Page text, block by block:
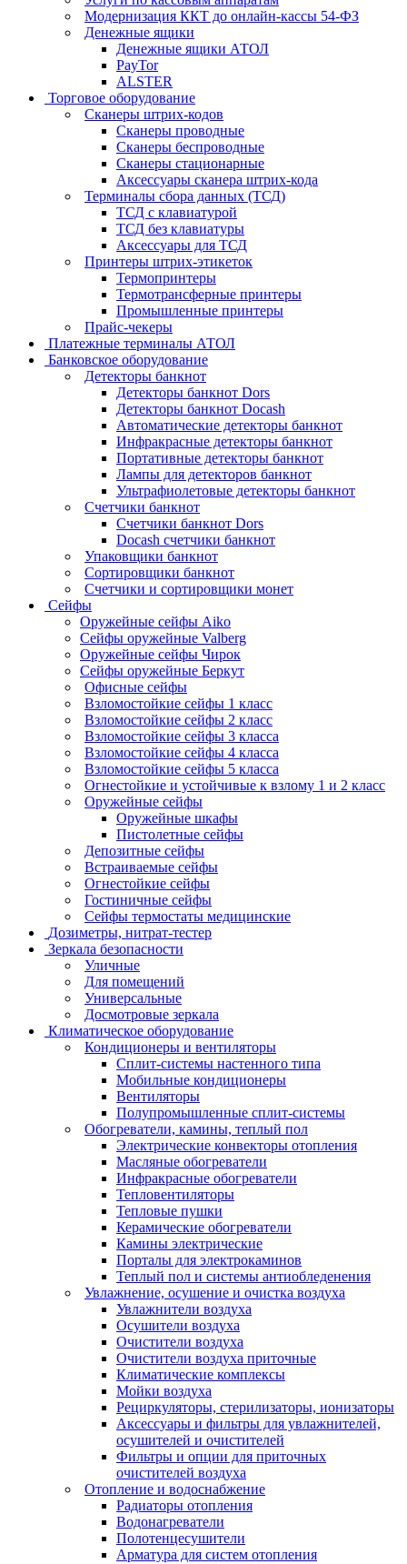
Модернизация ККТ до онлайн-кассы 54-ФЗ
Денежные ящики
Денежные ящики АТОЛ
PayTor
ALSTER
Торговое оборудование
Сканеры штрих-кодов
Сканеры проводные
Сканеры беспроводные
Сканеры стационарные
Аксессуары сканера штрих-кода
Терминалы сбора данных (ТСД)
ТСД с клавиатурой
ТСД без клавиатуры
Аксессуары для ТСД
Принтеры штрих-этикеток
Термопринтеры
Термотрансферные принтеры
Промышленные принтеры
Прайс-чекеры
Платежные терминалы АТОЛ
Банковское оборудование
Детекторы банкнот
Детекторы банкнот Dors
Детекторы банкнот Docash
Автоматические детекторы банкнот
Инфракрасные детекторы банкнот
Портативные детекторы банкнот
Лампы для детекторов банкнот
Ультрафиолетовые детекторы банкнот
Счетчики банкнот
Счетчики банкнот Dors
Docash счетчики банкнот
Упаковщики банкнот
Сортировщики банкнот
Счетчики и сортировщики монет
Сейфы
Оружейные сейфы Aiko
Сейфы оружейные Valberg
Оружейные сейфы Чирок
Сейфы оружейные Беркут
Офисные сейфы
Взломостойкие сейфы 1 класс
Взломостойкие сейфы 2 класс
Взломостойкие сейфы 3 класса
Взломостойкие сейфы 4 класса
Взломостойкие сейфы 5 класса
Огнестойкие и устойчивые к взлому 1 и 2 класс
Оружейные сейфы
Оружейные шкафы
Пистолетные сейфы
Депозитные сейфы
Встраиваемые сейфы
Огнестойкие сейфы
Гостиничные сейфы
Сейфы термостаты медицинские
Дозиметры, нитрат-тестер
Зеркала безопасности
Уличные
Для помещений
Универсальные
Досмотровые зеркала
Климатическое оборудование
Кондиционеры и вентиляторы
Сплит-системы настенного типа
Мобильные кондиционеры
Вентиляторы
Полупромышленные сплит-системы
Обогреватели, камины, теплый пол
Электрические конвекторы отопления
Масляные обогреватели
Инфракрасные обогреватели
Тепловентиляторы
Тепловые пушки
Керамические обогреватели
Камины электрические
Порталы для электрокаминов
Теплый пол и системы антиобледенения
Увлажнение, осушение и очистка воздуха
Увлажнители воздуха
Осушители воздуха
Очистители воздуха
Очистители воздуха приточные
Климатические комплексы
Мойки воздуха
Рециркуляторы, стерилизаторы, ионизаторы
Аксессуары и фильтры для увлажнителей,
осушителей и очистителей
Фильтры и опции для приточных
очистителей воздуха
Отопление и водоснабжение
Радиаторы отопления
Водонагреватели
Полотенцесушители
Арматура для систем отопления